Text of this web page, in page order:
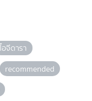
ไอจีดารา
recommended